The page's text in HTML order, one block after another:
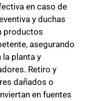
en caso de
y duchas
productos
asegurando
planta y
Retiro y
dañados o
en fuentes